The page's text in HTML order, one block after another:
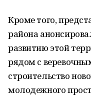
Кроме того,
района
развитию этой
рядом с
строительство
молодежного